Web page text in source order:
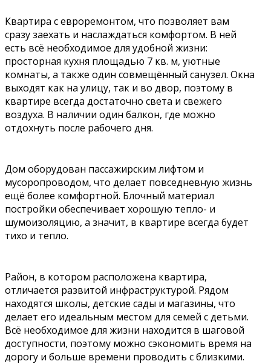
Квартира с евроремонтом, что позволяет вам
сразу заехать и наслаждаться комфортом. В ней
есть всё необходимое для удобной жизни:
просторная кухня площадью 7 кв. м, уютные
комнаты, а также один совмещённый санузел. Окна
выходят как на улицу, так и во двор, поэтому в
квартире всегда достаточно света и свежего
воздуха. В наличии один балкон, где можно
отдохнуть после рабочего дня.
Дом оборудован пассажирским лифтом и
мусоропроводом, что делает повседневную жизнь
ещё более комфортной. Блочный материал
постройки обеспечивает хорошую тепло- и
шумоизоляцию, а значит, в квартире всегда будет
тихо и тепло.
Район, в котором расположена квартира,
отличается развитой инфраструктурой. Рядом
находятся школы, детские сады и магазины, что
делает его идеальным местом для семей с детьми.
Всё необходимое для жизни находится в шаговой
доступности, поэтому можно сэкономить время на
дорогу и больше времени проводить с близкими.